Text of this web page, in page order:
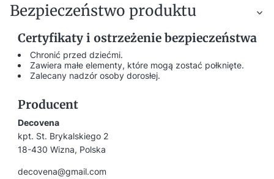
Bezpieczeństwo produktu
Certyfikaty i ostrzeżenie bezpieczeństwa
Chronić przed dziećmi.
Zawiera małe elementy, które mogą zostać połknięte.
Zalecany nadzór osoby dorosłej.
Producent
Decovena
kpt. St. Brykalskiego 2
18-430 Wizna, Polska
decovena@gmail.com